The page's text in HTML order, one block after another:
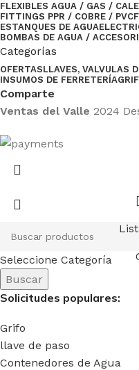
FLEXIBLES AGUA / GAS /
FITTINGS PPR / COBRE / PVC
ESTANQUES DE AGUA
BOMBAS DE AGUA /
Categorías
OFERTASLLAVES, VALVULAS
INSUMOS DE FERRETERÍA
Comparte
Ventas del Valle 2024
Seleccione Categoría
Buscar
Solicitudes populares:
Grifo
llave de paso
Contenedores de Agua